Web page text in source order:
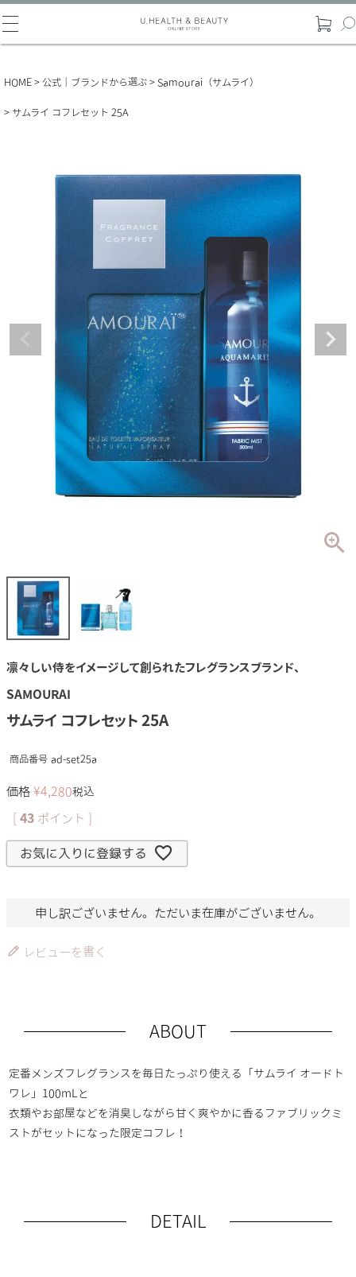
HOME 公式｜ブランドから選ぶ Samourai（サムライ）
サムライ コフレセット 25A
凛々しい侍をイメージして創られたフレグランスブランド、
SAMOURAI
サムライ コフレセット 25A
商品番号 ad-set25a
価格 ¥4,280税込
[ 43 ポイント ]
お気に入りに登録する
申し訳ございません。ただいま在庫がございません。
レビューを書く
ABOUT
定番メンズフレグランスを​毎日たっぷり使える​「サムライ オードト
ワレ」100mLと​
衣類やお部屋などを消臭しながら​甘く爽やかに香るファブリックミ
ストが​セットになった限定コフレ！​
DETAIL